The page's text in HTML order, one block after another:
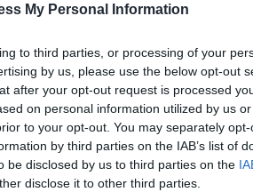
My Personal Information
to third parties, or processing of your
by us, please use the below opt-out
after your opt-out request is processed
on personal information utilized by us
to your opt-out. You may separately
by third parties on the IAB’s list of
be disclosed by us to third parties on the
disclose it to other third parties.
Næste side »
2016-09-08 06:20
Husk mig
Glemt adgangskoden?
Få ny aktiveringslink
Ordkamp er gratis!